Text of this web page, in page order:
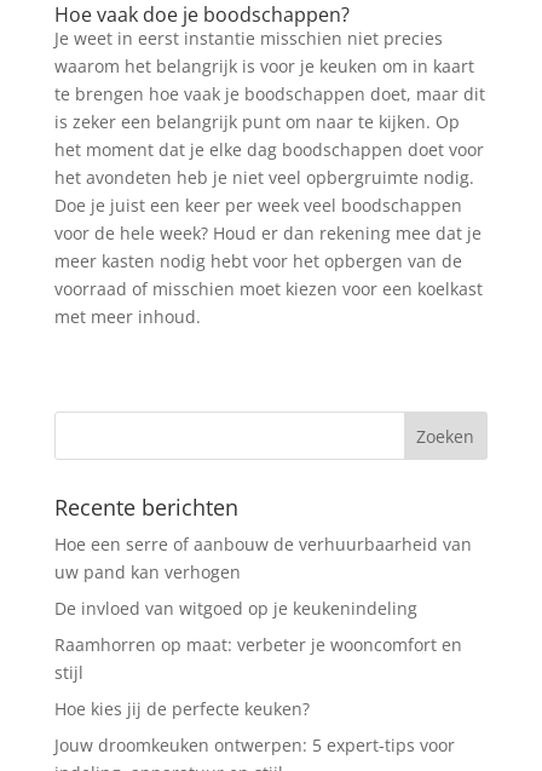
Hoe vaak doe je boodschappen?
Je weet in eerst instantie misschien niet precies
waarom het belangrijk is voor je keuken om in kaart
te brengen hoe vaak je boodschappen doet, maar dit
is zeker een belangrijk punt om naar te kijken. Op
het moment dat je elke dag boodschappen doet voor
het avondeten heb je niet veel opbergruimte nodig.
Doe je juist een keer per week veel boodschappen
voor de hele week? Houd er dan rekening mee dat je
meer kasten nodig hebt voor het opbergen van de
voorraad of misschien moet kiezen voor een koelkast
met meer inhoud.
Recente berichten
Hoe een serre of aanbouw de verhuurbaarheid van
uw pand kan verhogen
De invloed van witgoed op je keukenindeling
Raamhorren op maat: verbeter je wooncomfort en
stijl
Hoe kies jij de perfecte keuken?
Jouw droomkeuken ontwerpen: 5 expert-tips voor